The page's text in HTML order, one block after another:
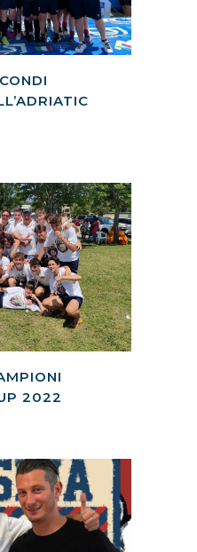
2022